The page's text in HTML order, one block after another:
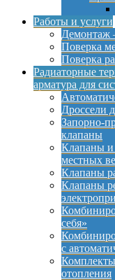
Работы и услуги
Демонтаж
Поверка
Поверка
Радиаторные
арматура для
Дроссели
Запорно-
клапаны
Клапаны и
местных
Клапаны
Клапаны
себя»
с
Комплекты
отопления